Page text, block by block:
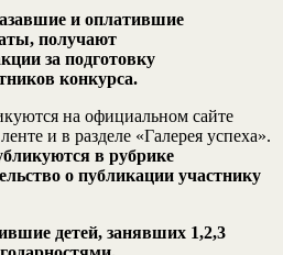
и оплатившие
получают
за подготовку
конкурса.
на официальном сайте
и в разделе «Галерея успеха».
в рубрике
о публикации участнику
детей, занявших 1,2,3